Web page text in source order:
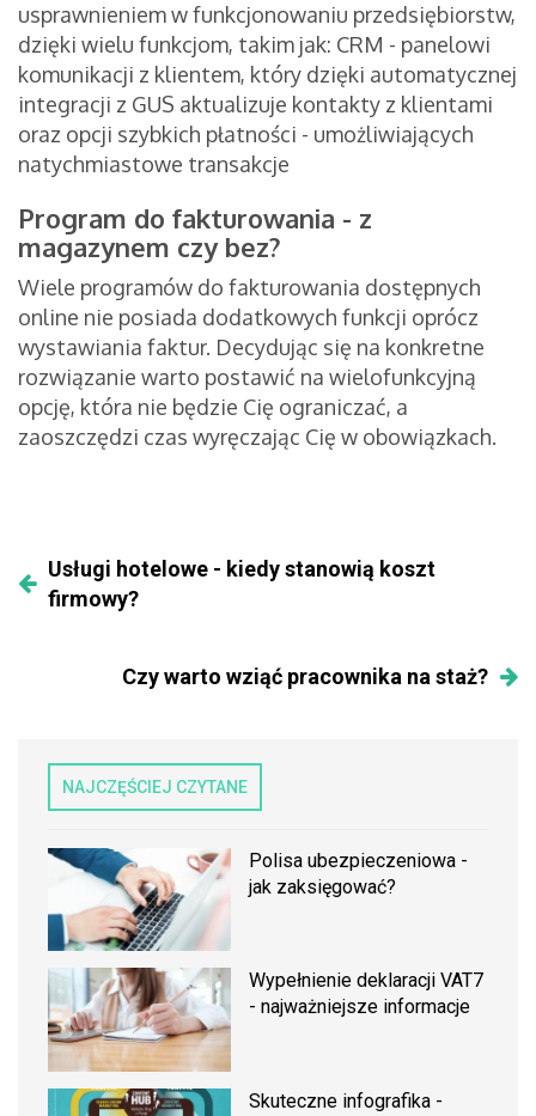
usprawnieniem w funkcjonowaniu przedsiębiorstw,
dzięki wielu funkcjom, takim jak: CRM - panelowi
komunikacji z klientem, który dzięki automatycznej
integracji z GUS aktualizuje kontakty z klientami
oraz opcji szybkich płatności - umożliwiających
natychmiastowe transakcje
Program do fakturowania - z
magazynem czy bez?
Wiele programów do fakturowania dostępnych
online nie posiada dodatkowych funkcji oprócz
wystawiania faktur. Decydując się na konkretne
rozwiązanie warto postawić na wielofunkcyjną
opcję, która nie będzie Cię ograniczać, a
zaoszczędzi czas wyręczając Cię w obowiązkach.
Usługi hotelowe - kiedy stanowią koszt
firmowy?
Czy warto wziąć pracownika na staż?
NAJCZĘŚCIEJ CZYTANE
Polisa ubezpieczeniowa -
jak zaksięgować?
Wypełnienie deklaracji VAT7
- najważniejsze informacje
Skuteczne infografika -